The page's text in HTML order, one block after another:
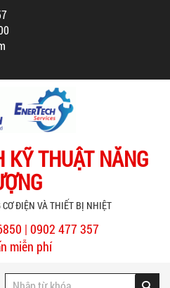
KỸ THUẬT NĂNG
CƠ ĐIỆN VÀ THIẾT BỊ NHIỆT
| 0902 477 357
miễn phí